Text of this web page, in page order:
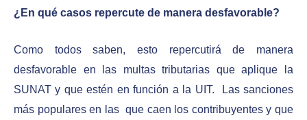
¿En qué casos repercute de manera desfavorable?
Como todos saben, esto repercutirá de manera
desfavorable en las multas tributarias que aplique la
SUNAT y que estén en función a la UIT. Las sanciones
más populares en las que caen los contribuyentes y que